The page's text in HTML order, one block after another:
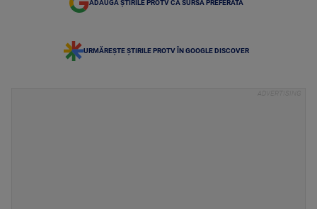
ADAUGĂ ȘTIRILE PROTV CA SURSĂ PREFERATĂ
URMĂREȘTE ȘTIRILE PROTV ÎN GOOGLE DISCOVER